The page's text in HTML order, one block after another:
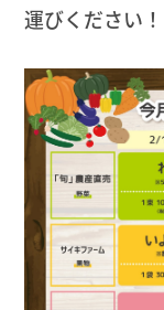
運びください！